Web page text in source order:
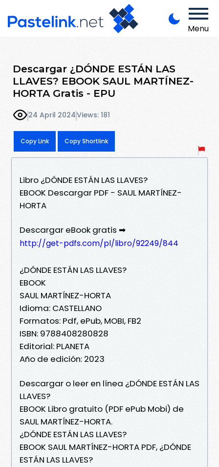
Menu
Descargar ¿DÓNDE ESTÁN LAS
LLAVES? EBOOK SAUL MARTÍNEZ-
HORTA Gratis - EPU
24 April 2024Views: 181
Copy Link Copy Shortlink
Libro ¿DÓNDE ESTÁN LAS LLAVES?
EBOOK Descargar PDF - SAUL MARTÍNEZ-
HORTA
Descargar eBook gratis ➡
http://get-pdfs.com/pl/libro/92249/844
¿DÓNDE ESTÁN LAS LLAVES?
EBOOK
SAUL MARTÍNEZ-HORTA
Idioma: CASTELLANO
Formatos: Pdf, ePub, MOBI, FB2
ISBN: 9788408280828
Editorial: PLANETA
Año de edición: 2023
Descargar o leer en línea ¿DÓNDE ESTÁN LAS
LLAVES?
EBOOK Libro gratuito (PDF ePub Mobi) de
SAUL MARTÍNEZ-HORTA.
¿DÓNDE ESTÁN LAS LLAVES?
EBOOK SAUL MARTÍNEZ-HORTA PDF, ¿DÓNDE
ESTÁN LAS LLAVES?